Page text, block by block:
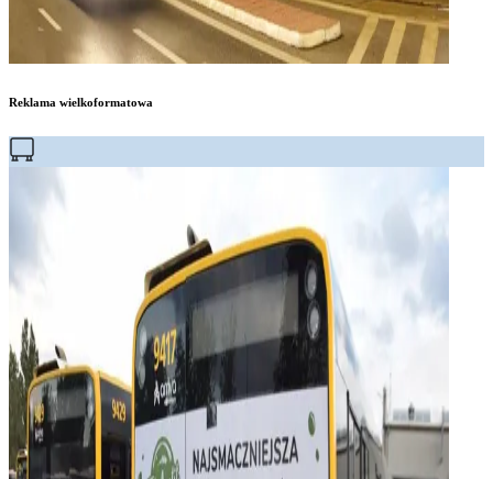
Reklama wielkoformatowa